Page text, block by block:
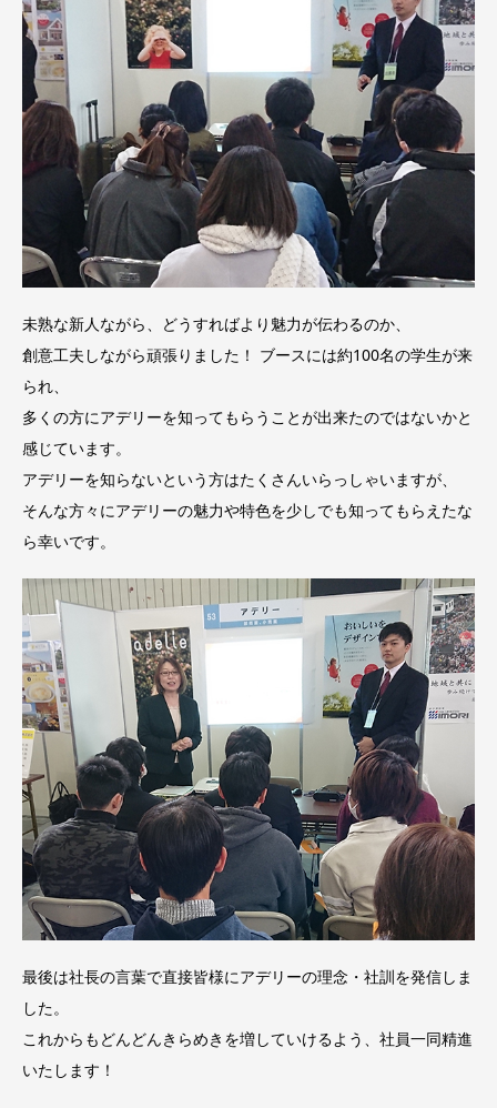
未熟な新人ながら、どうすればより魅力が伝わるのか、
創意工夫しながら頑張りました！ ブースには約100名の学生が来
られ、
多くの方にアデリーを知ってもらうことが出来たのではないかと
感じています。
アデリーを知らないという方はたくさんいらっしゃいますが、
そんな方々にアデリーの魅力や特色を少しでも知ってもらえたな
ら幸いです。
最後は社長の言葉で直接皆様にアデリーの理念・社訓を発信しま
した。
これからもどんどんきらめきを増していけるよう、社員一同精進
いたします！